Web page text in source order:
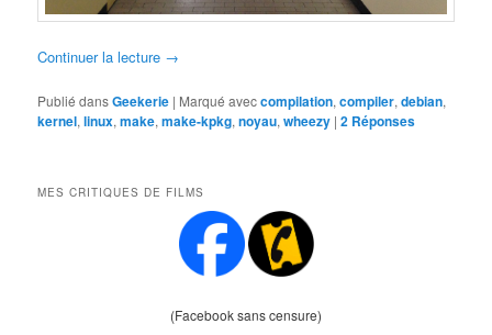
Continuer la lecture →
Publié dansGeekerie | Marqué aveccompilation,compiler,debian,
kernel,linux,make,make-kpkg,noyau,wheezy |2 Réponses
MES CRITIQUES DE FILMS
(Facebook sans censure)